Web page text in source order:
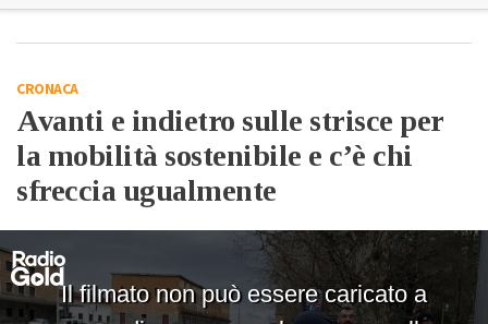
CRONACA
Avanti e indietro sulle strisce per
la mobilità sostenibile e c’è chi
sfreccia ugualmente